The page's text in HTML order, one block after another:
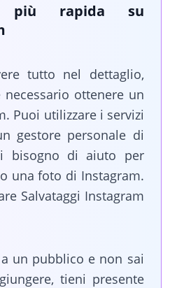
più rapida su
tutto nel dettaglio,
ottenere un
Puoi utilizzare i servizi
gestore personale di
bisogno di aiuto per
una foto di Instagram.
Salvataggi Instagram
un pubblico e non sai
tieni presente